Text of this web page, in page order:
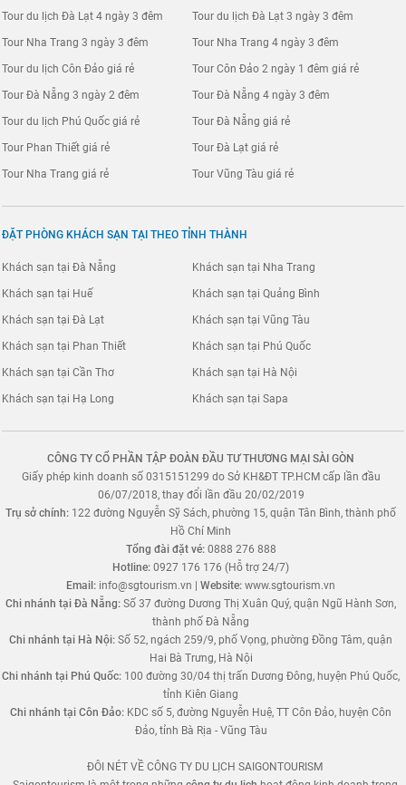
Tour du lịch Đà Lạt 4 ngày 3 đêm Tour du lịch Đà Lạt 3 ngày 3 đêm
Tour Nha Trang 3 ngày 3 đêm Tour Nha Trang 4 ngày 3 đêm
Tour du lịch Côn Đảo giá rẻ Tour Côn Đảo 2 ngày 1 đêm giá rẻ
Tour Đà Nẵng 3 ngày 2 đêm Tour Đà Nẵng 4 ngày 3 đêm
Tour du lịch Phú Quốc giá rẻ Tour Đà Nẵng giá rẻ
Tour Phan Thiết giá rẻ Tour Đà Lạt giá rẻ
Tour Nha Trang giá rẻ Tour Vũng Tàu giá rẻ
ĐẶT PHÒNG KHÁCH SẠN TẠI THEO TỈNH THÀNH
Khách sạn tại Đà Nẵng
Khách sạn tại Huế
Khách sạn tại Nha Trang
Khách sạn tại Quảng Bình
Khách sạn tại Đà Lạt
Khách sạn tại Phan Thiết
Khách sạn tại Vũng Tàu
Khách sạn tại Phú Quốc
Khách sạn tại Cần Thơ
Khách sạn tại Hạ Long
Khách sạn tại Hà Nội
Khách sạn tại Sapa
CÔNG TY CỔ PHẦN TẬP ĐOÀN ĐẦU TƯ THƯƠNG MẠI SÀI GÒN
Giấy phép kinh doanh số 0315151299 do Sở KH&ĐT TP.HCM cấp lần đầu
06/07/2018, thay đổi lần đầu 20/02/2019
Trụ sở chính: 122 đường Nguyễn Sỹ Sách, phường 15, quận Tân Bình, thành phố
Hồ Chí Minh
Tổng đài đặt vé:0888 276 888
Hotline: 0927 176 176 (Hỗ trợ 24/7)
Email: info@sgtourism.vn |Website: www.sgtourism.vn
Chi nhánh tại Đà Nẵng: Số 37 đường Dương Thị Xuân Quý, quận Ngũ Hành Sơn,
thành phố Đà Nẵng
Chi nhánh tại Hà Nội: Số 52, ngách 259/9, phố Vọng, phường Đồng Tâm, quận
Hai Bà Trưng, Hà Nội
Chi nhánh tại Phú Quốc: 100 đường 30/04 thị trấn Dương Đông, huyện Phú Quốc,
tỉnh Kiên Giang
Chi nhánh tại Côn Đảo: KDC số 5, đường Nguyễn Huệ, TT Côn Đảo, huyện Côn
Đảo, tỉnh Bà Rịa - Vũng Tàu
ĐÔI NÉT VỀ CÔNG TY DU LỊCH SAIGONTOURISM